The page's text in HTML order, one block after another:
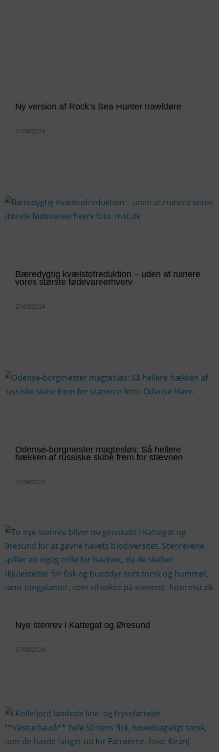
Ny version af Rock’s Sea Hunter trawldøre
27/09/2024
Bæredygtig kvælstofreduktion – uden at ruinere
vores største fødevareerhverv
27/09/2024
Odense-borgmester magtesløs: Så hellere
hækken af russiske skibe frem for stævnen
27/09/2024
Nye stenrev i Kattegat og Øresund
27/09/2024